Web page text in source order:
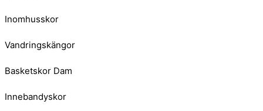
Inomhusskor
Vandringskängor
Basketskor Dam
Innebandyskor